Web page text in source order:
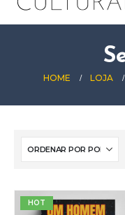
HOME LOJA
HOT